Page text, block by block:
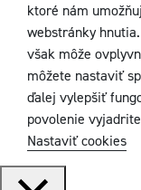
ktoré nám
webstránky
však môže
môžete nastaviť
ďalej vylepšiť
povolenie
Nastaviť cookies